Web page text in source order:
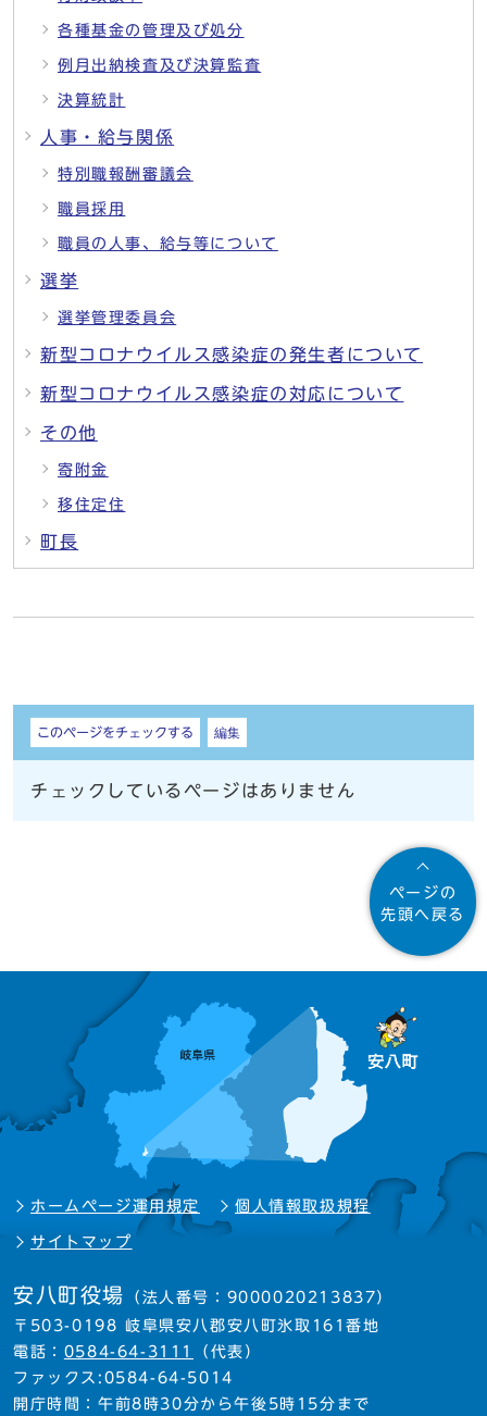
各種基金の管理及び処分
例月出納検査及び決算監査
決算統計
人事・給与関係
特別職報酬審議会
職員採用
職員の人事、給与等について
選挙
選挙管理委員会
新型コロナウイルス感染症の発生者について
新型コロナウイルス感染症の対応について
その他
寄附金
移住定住
町長
しおり
このページをチェックする 編集
チェックしているページはありません
ページの
先頭へ戻る
ホームページ運用規定 個人情報取扱規程
サイトマップ
安八町役場 （法人番号：9000020213837）
〒503-0198 岐阜県安八郡安八町氷取161番地
電話： 0584-64-3111
（代表）
ファックス:0584-64-5014
開庁時間：午前8時30分から午後5時15分まで